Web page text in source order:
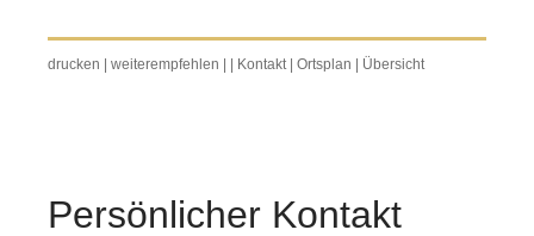
Persönlicher Kontakt
drucken | weiterempfehlen | | Kontakt | Ortsplan | Übersicht